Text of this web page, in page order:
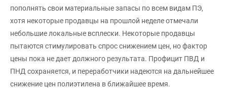
пополнять свои материальные запасы по всем видам ПЭ,
хотя некоторые продавцы на прошлой неделе отмечали
небольшие локальные всплески. Некоторые продавцы
пытаются стимулировать спрос снижением цен, но фактор
цены пока не дает должного результата. Профицит ПВД и
ПНД сохраняется, и переработчики надеются на дальнейшее
снижение цен полиэтилена в ближайшее время.